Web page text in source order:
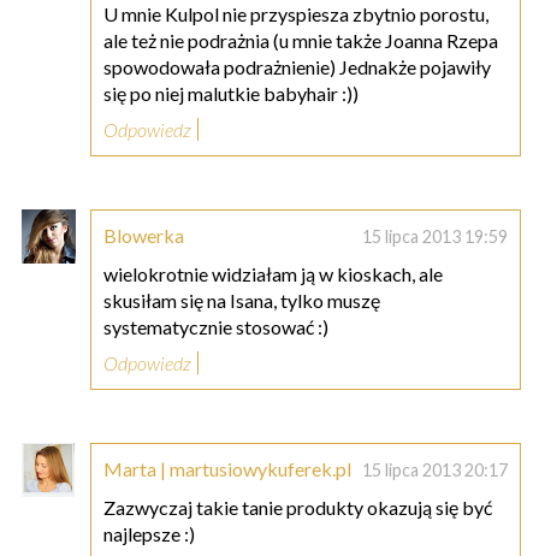
U mnie Kulpol nie przyspiesza zbytnio porostu,
ale też nie podrażnia (u mnie także Joanna Rzepa
spowodowała podrażnienie) Jednakże pojawiły
się po niej malutkie babyhair :))
Odpowiedz
Blowerka 15 lipca 2013 19:59
wielokrotnie widziałam ją w kioskach, ale
skusiłam się na Isana, tylko muszę
systematycznie stosować :)
Odpowiedz
Marta | martusiowykuferek.pl 15 lipca 2013 20:17
Zazwyczaj takie tanie produkty okazują się być
najlepsze :)